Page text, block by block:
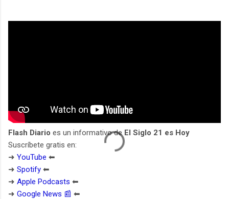
Flash Diario es un informativo de El Siglo 21 es Hoy
Suscríbete gratis en:
➜ YouTube ⬅︎
➜ Spotify ⬅︎
➜ Apple Podcasts ⬅︎
➜ Google News 📰 ⬅︎